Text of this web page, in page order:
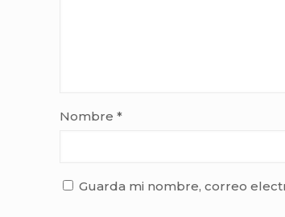
Nombre *
Guarda mi nombre, correo